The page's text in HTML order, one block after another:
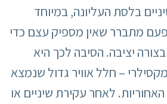
בלסת העליונה, במיוחד
מתברר שאין מספיק עצם כדי
יציבה. הסיבה לכך היא
– חלל אוויר גדול שנמצא
לאחר עקירת שיניים או